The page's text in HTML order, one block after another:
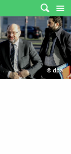
© dpa